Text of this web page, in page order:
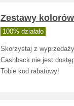
Zestawy
100% działało
Skorzystaj z
Cashback nie jest
Tobie kod rabatowy!